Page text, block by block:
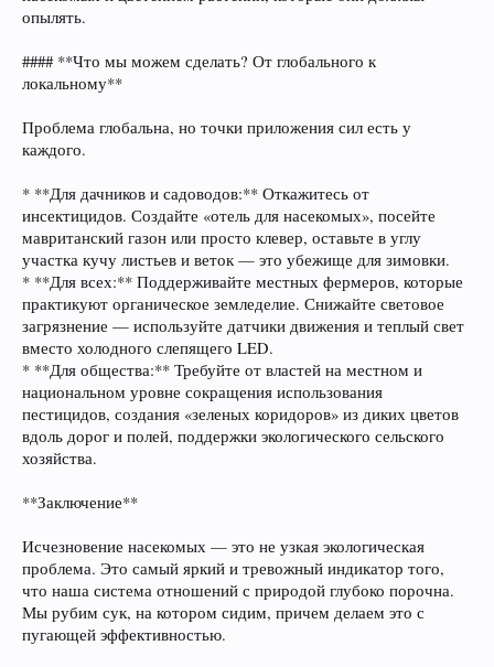
опылять.
#### **Что мы можем сделать? От глобального к
локальному**
Проблема глобальна, но точки приложения сил есть у
каждого.
* **Для дачников и садоводов:** Откажитесь от
инсектицидов. Создайте «отель для насекомых», посейте
мавританский газон или просто клевер, оставьте в углу
участка кучу листьев и веток — это убежище для зимовки.
* **Для всех:** Поддерживайте местных фермеров, которые
практикуют органическое земледелие. Снижайте световое
загрязнение — используйте датчики движения и теплый свет
вместо холодного слепящего LED.
* **Для общества:** Требуйте от властей на местном и
национальном уровне сокращения использования
пестицидов, создания «зеленых коридоров» из диких цветов
вдоль дорог и полей, поддержки экологического сельского
хозяйства.
**Заключение**
Исчезновение насекомых — это не узкая экологическая
проблема. Это самый яркий и тревожный индикатор того,
что наша система отношений с природой глубоко порочна.
Мы рубим сук, на котором сидим, причем делаем это с
пугающей эффективностью.